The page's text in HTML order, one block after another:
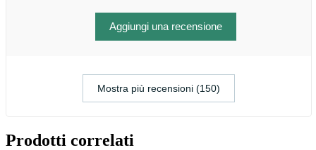
Aggiungi una recensione
Mostra più recensioni (150)
Prodotti correlati